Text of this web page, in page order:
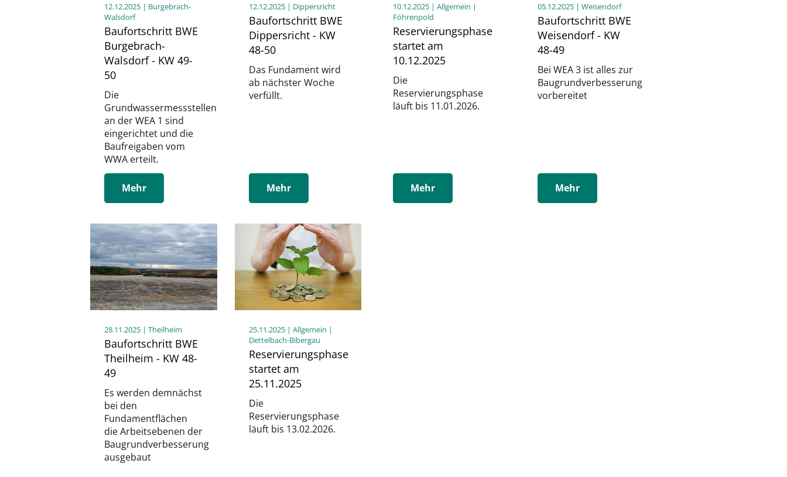
12.12.2025 | Burgebrach-
Walsdorf
Baufortschritt BWE
Burgebrach-
Walsdorf - KW 49-
50
Die
Grundwassermessstellen
an der WEA 1 sind
eingerichtet und die
Baufreigaben vom
WWA erteilt.
Mehr
12.12.2025 | Dippersricht
Baufortschritt BWE
Dippersricht - KW
48-50
Das Fundament wird
ab nächster Woche
verfüllt.
Mehr
10.12.2025 | Allgemein |
Föhrenpold
Reservierungsphase
startet am
10.12.2025
Die
Reservierungsphase
läuft bis 11.01.2026.
Mehr
05.12.2025 | Weisendorf
Baufortschritt BWE
Weisendorf - KW
48-49
Bei WEA 3 ist alles zur
Baugrundverbesserung
vorbereitet
Mehr
28.11.2025 | Theilheim
Baufortschritt BWE
Theilheim - KW 48-
49
Es werden demnächst
bei den
Fundamentflächen
die Arbeitsebenen der
Baugrundverbesserung
ausgebaut
25.11.2025 | Allgemein |
Dettelbach-Bibergau
Reservierungsphase
startet am
25.11.2025
Die
Reservierungsphase
läuft bis 13.02.2026.